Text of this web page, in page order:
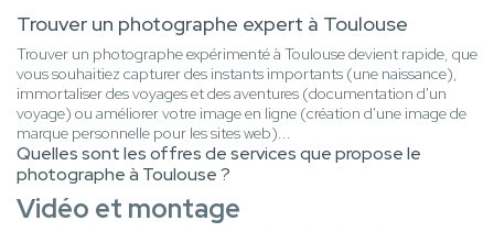
Trouver un photographe expert à Toulouse
Trouver un photographe expérimenté à Toulouse devient rapide, que
vous souhaitiez capturer des instants importants (une naissance),
immortaliser des voyages et des aventures (documentation d'un
voyage) ou améliorer votre image en ligne (création d'une image de
marque personnelle pour les sites web)...
Quelles sont les offres de services que propose le
photographe à Toulouse ?
Vidéo et montage